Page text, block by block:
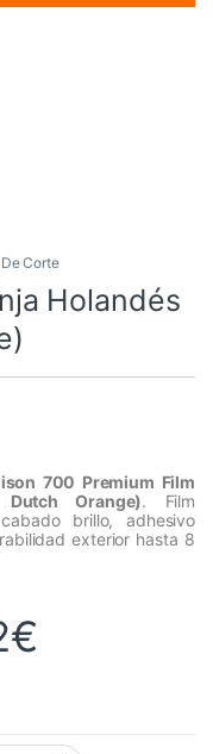
Corte
Holandés
700 Premium Film
Orange). Film
brillo, adhesivo
exterior hasta 8
€